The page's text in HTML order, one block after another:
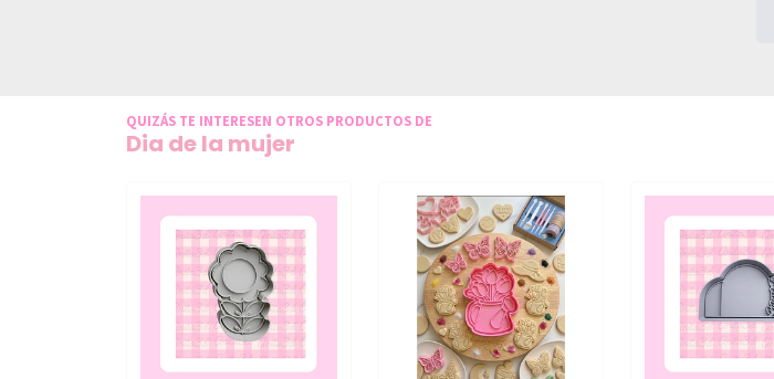
QUIZÁS TE INTERESEN OTROS PRODUCTOS DE
Dia de la mujer